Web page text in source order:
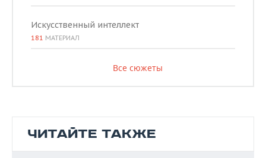
Искусственный интеллект
181 МАТЕРИАЛ
Все сюжеты
ЧИТАЙТЕ ТАКЖЕ